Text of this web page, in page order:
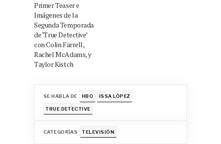
Primer Teaser e
Imágenes de la
Segunda Temporada
de ‘True Detective’
con Colin Farrell,
Rachel McAdams, y
Taylor Kistch
SE HABLA DE HBO ISSA LÓPEZ
TRUE DETECTIVE
CATEGORÍAS TELEVISIÓN